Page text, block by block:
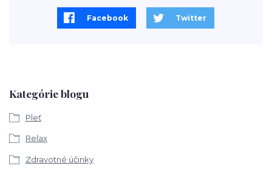
Kategórie blogu
Pleť
Relax
Zdravotné účinky
Facebook Twitter